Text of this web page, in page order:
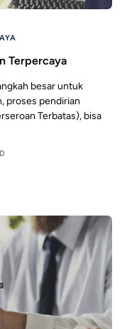
Terpercaya
besar untuk
proses pendirian
Terbatas), bisa